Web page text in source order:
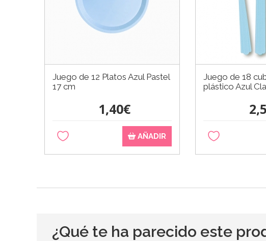
Juego de 12 Platos Azul Pastel
17 cm
1,40€
AÑADIR
Juego de 18
plástico Azul
¿Qué te ha parecido este